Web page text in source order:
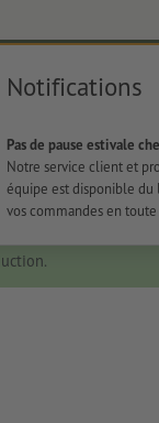
Notifications
Pas de pause estivale
Notre service client et
équipe est disponible du
vos commandes en
Papeterie